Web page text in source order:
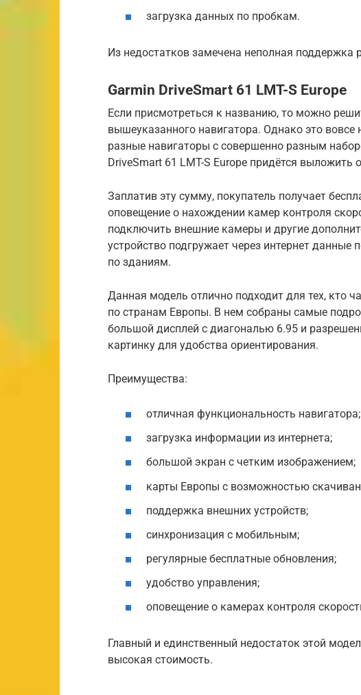
загрузка данных по пробкам.
Из недостатков замечена неполная поддержка
Garmin DriveSmart 61 LMT-S Europe
Если присмотреться к названию, то можно
вышеуказанного навигатора. Однако это
разные навигаторы с совершенно разным
DriveSmart 61 LMT-S Europe придётся выложить
Заплатив эту сумму, покупатель получает
оповещение о нахождении камер контроля
подключить внешние камеры и другие
устройство подгружает через интернет данные
по зданиям.
Данная модель отлично подходит для тех, кто
по странам Европы. В нем собраны самые
большой дисплей с диагональю 6.95 и
картинку для удобства ориентирования.
Преимущества:
отличная функциональность навигатора;
загрузка информации из интернета;
большой экран с четким изображением;
карты Европы с возможностью
поддержка внешних устройств;
синхронизация с мобильным;
регулярные бесплатные обновления;
удобство управления;
оповещение о камерах контроля
Главный и единственный недостаток этой
высокая стоимость.